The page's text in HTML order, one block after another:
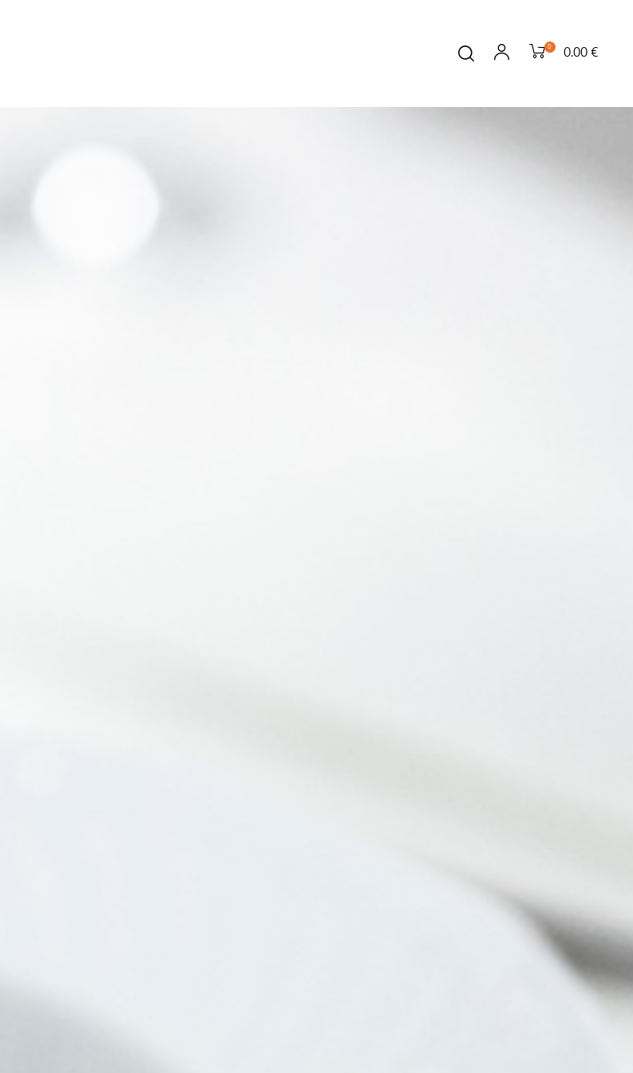
0 0.00 €